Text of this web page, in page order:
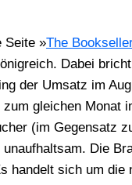
Sei­te »The
Dabei
der Umsatz im
zum glei­chen Monat
(im Gegen­satz
Die
han­delt sich um